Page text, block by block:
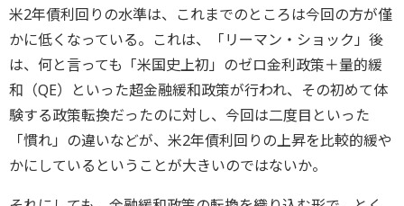
米2年債利回りの水準は、これまでのところは今回の方が僅
かに低くなっている。これは、「リーマン・ショック」後
は、何と言っても「米国史上初」のゼロ金利政策＋量的緩
和（QE）といった超金融緩和政策が行われ、その初めて体
験する政策転換だったのに対し、今回は二度目といった
「慣れ」の違いなどが、米2年債利回りの上昇を比較的緩や
かにしているということが大きいのではないか。